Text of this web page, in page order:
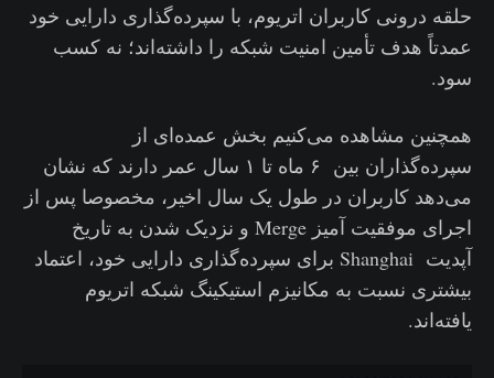
حلقه درونی کاربران اتریوم، با سپرده‌گذاری دارایی خود
عمدتاً هدف تأمین امنیت شبکه را داشته‌اند؛ نه کسب
سود.
همچنین مشاهده می‌کنیم بخش عمده‌‌‌ای از
سپرده‌گذاران بین ۶ ماه تا ۱ سال عمر دارند که نشان
می‌دهد کاربران در طول یک سال اخیر، مخصوصا پس از
اجرای موفقیت آمیز Merge و نزدیک شدن به تاریخ
آپدیت Shanghai برای سپرده‌گذاری دارایی خود، اعتماد
بیشتری نسبت به مکانیزم استیکینگ شبکه اتریوم
یافته‌اند.